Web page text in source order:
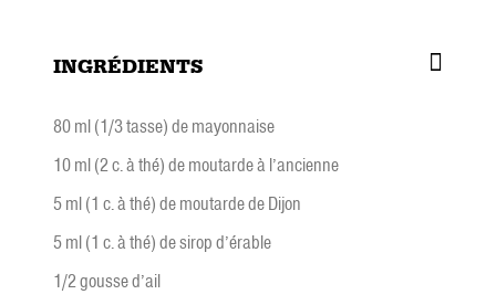
INGRÉDIENTS
80 ml (1/3 tasse) de mayonnaise
10 ml (2 c. à thé) de moutarde à l’ancienne
5 ml (1 c. à thé) de moutarde de Dijon
5 ml (1 c. à thé) de sirop d’érable
1/2 gousse d’ail